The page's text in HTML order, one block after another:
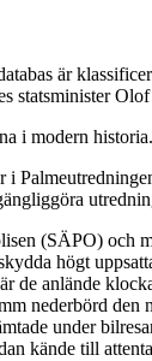
är
statsminister
i modern
(SÄPO) och
högt
de anlände
nederbörd
under
kände till